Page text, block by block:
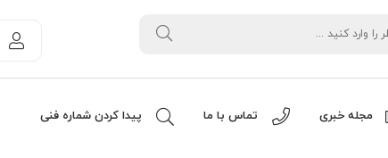
مجله خبری تماس با ما پیدا کردن شماره فنی